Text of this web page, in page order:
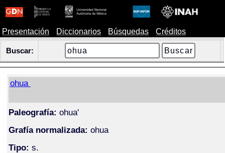
Presentación Diccionarios Búsquedas Créditos
Buscar:
ohua
Paleografía: ohua'
Grafía normalizada: ohua
Tipo: s.